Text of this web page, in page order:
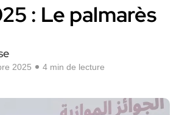
: Le palmarès
2025 4 min de lecture